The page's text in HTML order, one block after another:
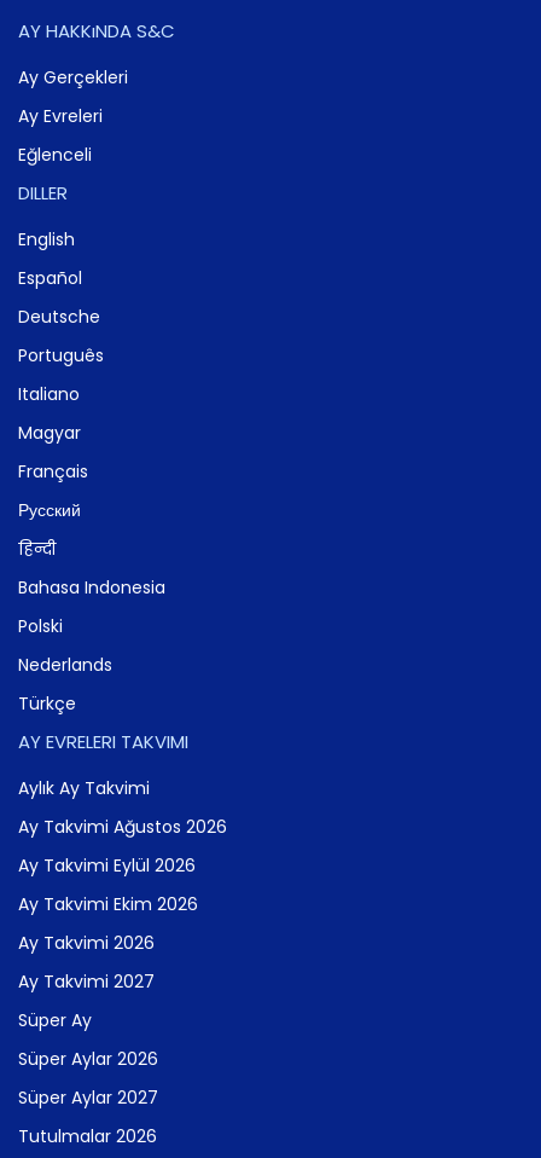
AY HAKKıNDA S&C
Ay Gerçekleri
Ay Evreleri
Eğlenceli
DILLER
English
Español
Deutsche
Português
Italiano
Magyar
Français
Русский
हिन्दी
Bahasa Indonesia
Polski
Nederlands
Türkçe
AY EVRELERI TAKVIMI
Aylık Ay Takvimi
Ay Takvimi Ağustos 2026
Ay Takvimi Eylül 2026
Ay Takvimi Ekim 2026
Ay Takvimi 2026
Ay Takvimi 2027
Süper Ay
Süper Aylar 2026
Süper Aylar 2027
Tutulmalar 2026